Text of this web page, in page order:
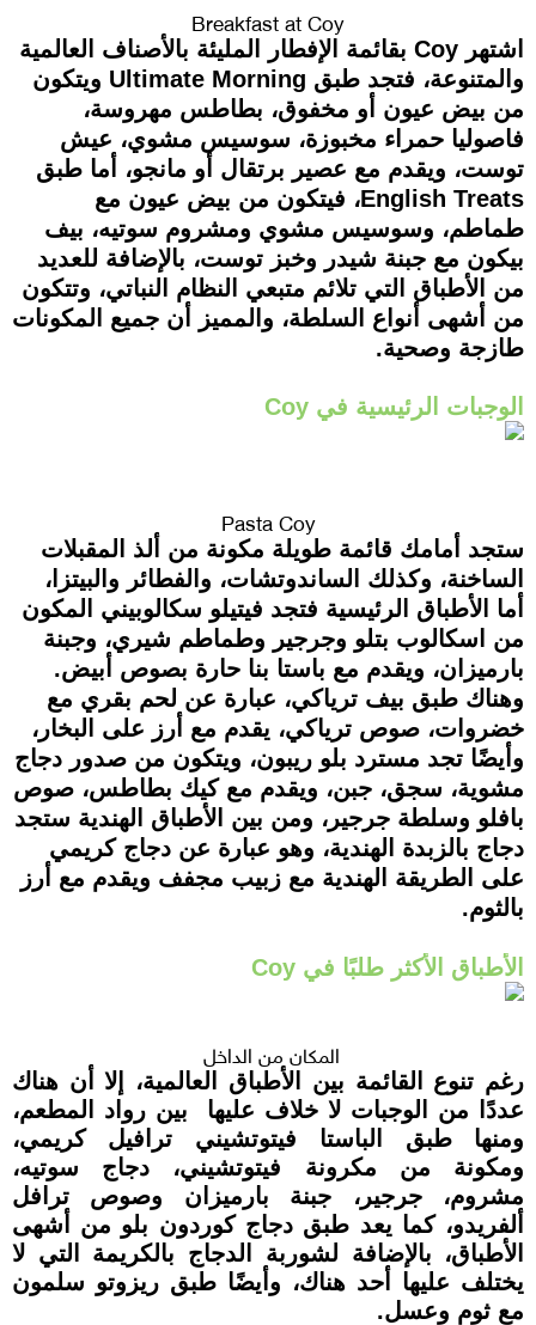
Breakfast at Coy
اشتهر Coy بقائمة الإفطار المليئة بالأصناف العالمية
والمتنوعة، فتجد طبق Ultimate Morning ويتكون
من بيض عيون أو مخفوق، بطاطس مهروسة،
فاصوليا حمراء مخبوزة، سوسيس مشوي، عيش
توست، ويقدم مع عصير برتقال أو مانجو، أما طبق
English Treats، فيتكون من بيض عيون مع
طماطم، وسوسيس مشوي ومشروم سوتيه، بيف
بيكون مع جبنة شيدر وخبز توست، بالإضافة للعديد
من الأطباق التي تلائم متبعي النظام النباتي، وتتكون
من أشهى أنواع السلطة، والمميز أن جميع المكونات
طازجة وصحية.
الوجبات الرئيسية في Coy
Pasta Coy
ستجد أمامك قائمة طويلة مكونة من ألذ المقبلات
الساخنة، وكذلك الساندوتشات، والفطائر والبيتزا،
أما الأطباق الرئيسية فتجد فيتيلو سكالوبيني المكون
من اسكالوب بتلو وجرجير وطماطم شيري، وجبنة
بارميزان، ويقدم مع باستا بنا حارة بصوص أبيض.
وهناك طبق بيف ترياكي، عبارة عن لحم بقري مع
خضروات، صوص ترياكي، يقدم مع أرز على البخار،
وأيضًا تجد مسترد بلو ريبون، ويتكون من صدور دجاج
مشوية، سجق، جبن، ويقدم مع كيك بطاطس، صوص
بافلو وسلطة جرجير، ومن بين الأطباق الهندية ستجد
دجاج بالزبدة الهندية، وهو عبارة عن دجاج كريمي
على الطريقة الهندية مع زبيب مجفف ويقدم مع أرز
بالثوم.
الأطباق الأكثر طلبًا في Coy
المكان من الداخل
رغم تنوع القائمة بين الأطباق العالمية، إلا أن هناك
عددًا من الوجبات لا خلاف عليها بين رواد المطعم،
ومنها طبق الباستا فيتوتشيني ترافيل كريمي،
ومكونة من مكرونة فيتوتشيني، دجاج سوتيه،
مشروم، جرجير، جبنة بارميزان وصوص ترافل
ألفريدو، كما يعد طبق دجاج كوردون بلو من أشهى
الأطباق، بالإضافة لشوربة الدجاج بالكريمة التي لا
يختلف عليها أحد هناك، وأيضًا طبق ريزوتو سلمون
مع ثوم وعسل.